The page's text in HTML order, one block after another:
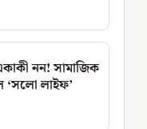
নন! সামাজিক
‘সলো লাইফ’